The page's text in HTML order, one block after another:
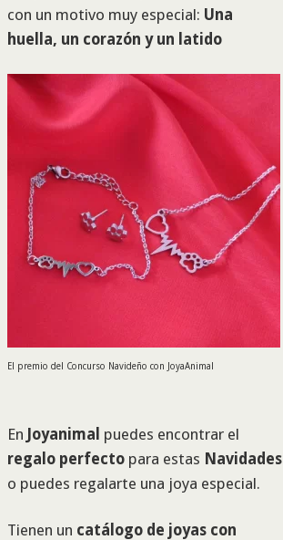
con un motivo muy especial: Una
huella, un corazón y un latido
El premio del Concurso Navideño con JoyaAnimal
En Joyanimal puedes encontrar el
regalo perfectopara estas Navidades
o puedes regalarte una joya especial.
Tienen un catálogo de joyas con